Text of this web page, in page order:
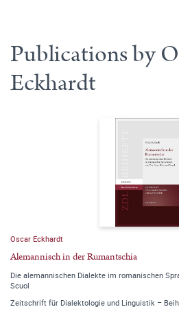
Publications by
Eckhardt
Oscar Eckhardt
Alemannisch in der Rumantschia
Die alemannischen Dialekte im romanischen
Scuol
Zeitschrift für Dialektologie und Linguistik –